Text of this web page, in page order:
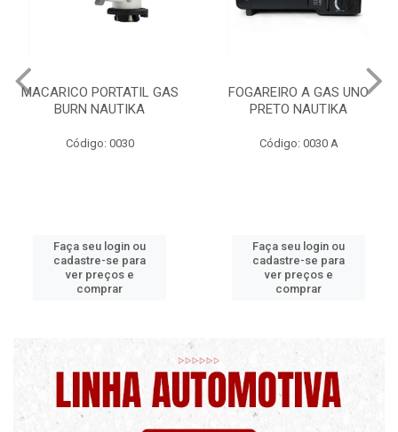
FOGAREIRO A GAS UNO
PRETO NAUTIKA
Código: 0030 A
Faça seu login ou
cadastre-se para
ver preços e
comprar
CANALETA 20X10X2M
C/DIVISORIA C/DUPLA FACE
Código: 4990
Faça seu login ou
cadastre-se para
ver preços e
comprar